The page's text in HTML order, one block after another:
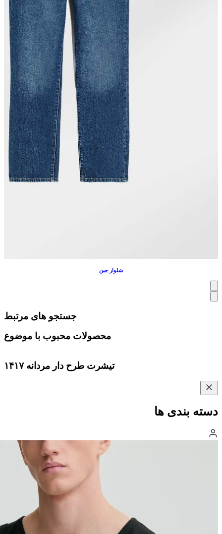
شلوار جین
جستجو های مرتبط
محصولات محبوب با موضوع
تیشرت طرح دار مردانه ۱۴۱۷
دسته بندی ها